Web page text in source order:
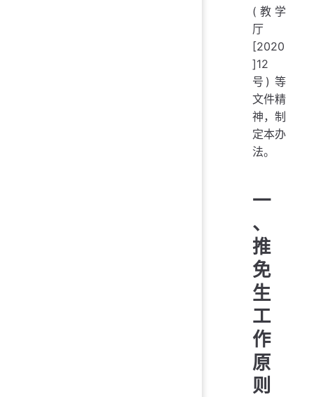
(教学
厅
[2020
]12
号) 等
文件精
神，制
定本办
法。
一
、
推
免
生
工
作
原
则